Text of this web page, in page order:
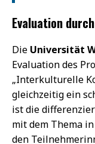
Evaluation
Die Universität
Evaluation des
„Interkulturelle
gleichzeitig ein
ist die
mit dem Thema
den